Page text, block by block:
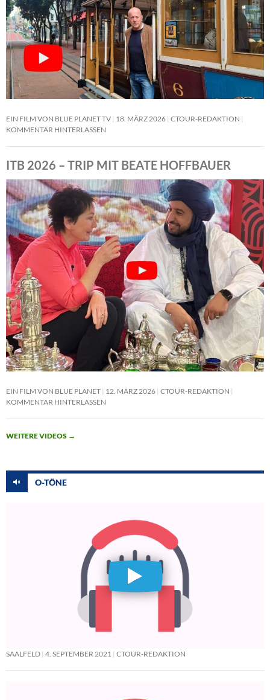
EIN FILM VON BLUE PLANET TV 18. MÄRZ 2026 CTOUR-REDAKTION
KOMMENTAR HINTERLASSEN
ITB 2026 – TRIP MIT BEATE HOFFBAUER
EIN FILM VON BLUE PLANET 12. MÄRZ 2026 CTOUR-REDAKTION
KOMMENTAR HINTERLASSEN
WEITERE VIDEOS →
O-TÖNE
SAALFELD 4. SEPTEMBER 2021 CTOUR-REDAKTION